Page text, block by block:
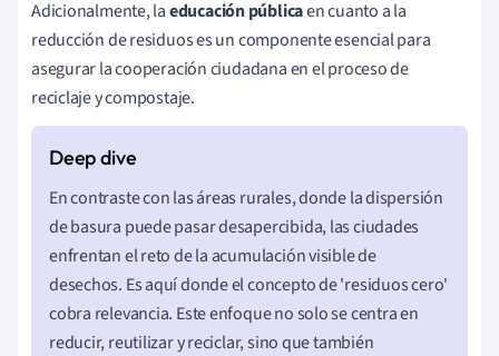
Adicionalmente, laeducación públicaen cuanto a la
reducción de residuos es un componente esencial para
asegurar la cooperación ciudadana en el proceso de
reciclaje y compostaje.
En contraste con las áreas rurales, donde la dispersión
de basura puede pasar desapercibida, las ciudades
enfrentan el reto de la acumulación visible de
desechos. Es aquí donde el concepto de 'residuos cero'
cobra relevancia. Este enfoque no solo se centra en
reducir, reutilizar y reciclar, sino que también